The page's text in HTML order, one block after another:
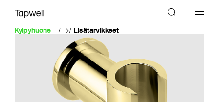
Kylpyhuone Lisätarvikkeet